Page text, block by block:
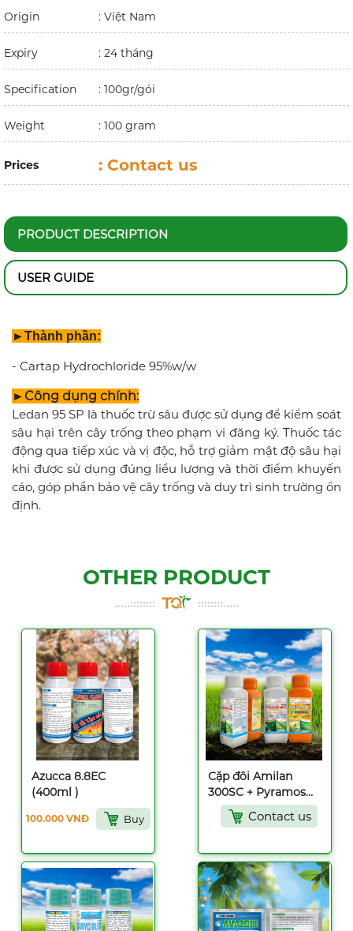
Origin : Việt Nam
Expiry : 24 tháng
Specification : 100gr/gói
Weight : 100 gram
Prices : Contact us
PRODUCT DESCRIPTION
USER GUIDE
►Thành phần:
- Cartap Hydrochloride 95%w/w
►Công dụng chính:
Ledan 95 SP là thuốc trừ sâu được sử dụng để kiểm soát
sâu hại trên cây trống theo phạm vi đăng ký. Thuốc tác
động qua tiếp xúc và vị độc, hỗ trợ giảm mật độ sâu hại
khi được sử dụng đúng liều lượng và thời điểm khuyến
cáo, góp phần bảo vệ cây trống và duy trì sinh trường ổn
định.
OTHER PRODUCT
Azucca 8.8EC
(400ml )
100.000 VNĐ Buy
Cặp đôi Amilan
300SC + Pyramos
40SL (250ml)
Contact us